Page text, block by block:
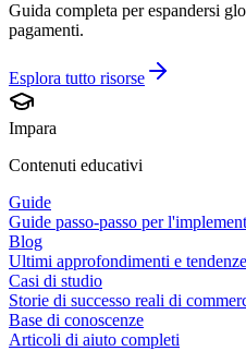
Guida completa per espandersi
pagamenti.
Esplora tutto risorse
Impara
Contenuti educativi
Guide
Guide passo-passo per
Blog
Ultimi approfondimenti e
Casi di studio
Storie di successo reali di
Base di conoscenze
Articoli di aiuto completi